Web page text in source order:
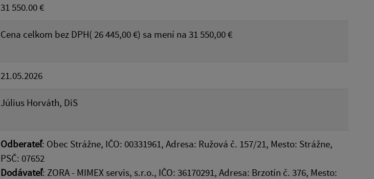
31 550.00 €
Cena celkom bez DPH( 26 445,00 €) sa mení na 31 550,00 €
21.05.2026
Július Horváth, DiS
Odberateľ: Obec Strážne, IČO: 00331961, Adresa: Ružová č. 157/21, Mesto: Strážne,
PSČ: 07652
Dodávateľ: ZORA - MIMEX servis, s.r.o., IČO: 36170291, Adresa: Brzotín č. 376, Mesto: